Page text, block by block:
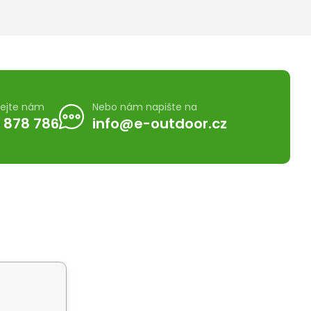
nám
878 786
Nebo nám napište na
info@e-outdoor.cz